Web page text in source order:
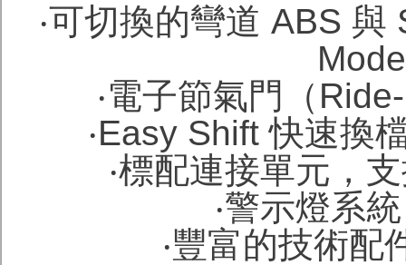
‧可切換的彎道 ABS
‧電子節氣門（
‧Easy Shift 快速換
‧標配連接單元，
‧警示燈系
‧豐富的技術配